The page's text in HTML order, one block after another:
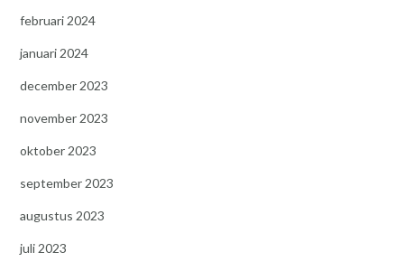
februari 2024
januari 2024
december 2023
november 2023
oktober 2023
september 2023
augustus 2023
juli 2023